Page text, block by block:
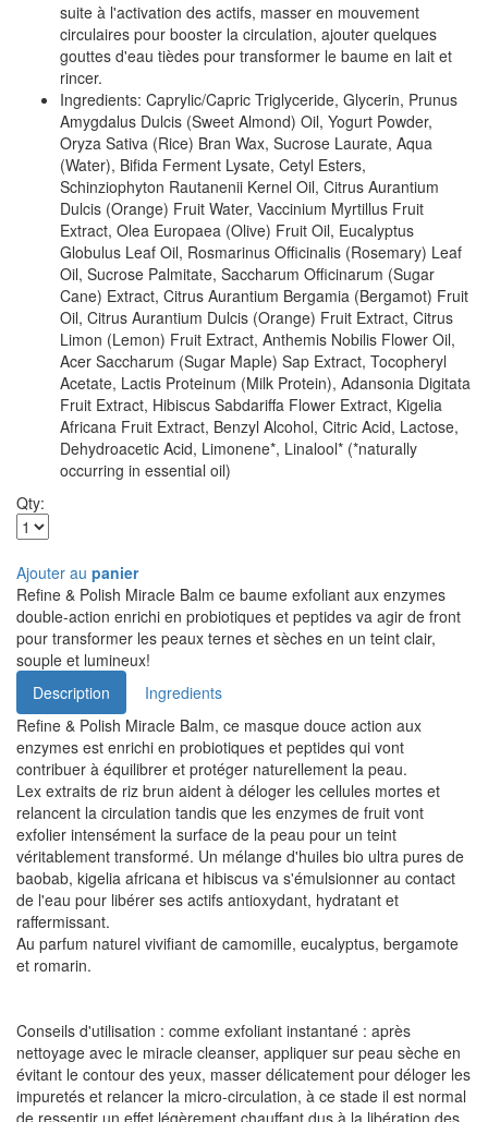
suite à l'activation des actifs, masser en mouvement
circulaires pour booster la circulation, ajouter quelques
gouttes d'eau tièdes pour transformer le baume en lait et
rincer.
Ingredients: Caprylic/Capric Triglyceride, Glycerin, Prunus
Amygdalus Dulcis (Sweet Almond) Oil, Yogurt Powder,
Oryza Sativa (Rice) Bran Wax, Sucrose Laurate, Aqua
(Water), Bifida Ferment Lysate, Cetyl Esters,
Schinziophyton Rautanenii Kernel Oil, Citrus Aurantium
Dulcis (Orange) Fruit Water, Vaccinium Myrtillus Fruit
Extract, Olea Europaea (Olive) Fruit Oil, Eucalyptus
Globulus Leaf Oil, Rosmarinus Officinalis (Rosemary) Leaf
Oil, Sucrose Palmitate, Saccharum Officinarum (Sugar
Cane) Extract, Citrus Aurantium Bergamia (Bergamot) Fruit
Oil, Citrus Aurantium Dulcis (Orange) Fruit Extract, Citrus
Limon (Lemon) Fruit Extract, Anthemis Nobilis Flower Oil,
Acer Saccharum (Sugar Maple) Sap Extract, Tocopheryl
Acetate, Lactis Proteinum (Milk Protein), Adansonia Digitata
Fruit Extract, Hibiscus Sabdariffa Flower Extract, Kigelia
Africana Fruit Extract, Benzyl Alcohol, Citric Acid, Lactose,
Dehydroacetic Acid, Limonene*, Linalool* (*naturally
occurring in essential oil)
Qty:
Ajouter au panier
Refine & Polish Miracle Balm ce baume exfoliant aux enzymes
double-action enrichi en probiotiques et peptides va agir de front
pour transformer les peaux ternes et sèches en un teint clair,
souple et lumineux!
Description
Ingredients
Refine & Polish Miracle Balm, ce masque douce action aux
enzymes est enrichi en probiotiques et peptides qui vont
contribuer à équilibrer et protéger naturellement la peau.
Lex extraits de riz brun aident à déloger les cellules mortes et
relancent la circulation tandis que les enzymes de fruit vont
exfolier intensément la surface de la peau pour un teint
véritablement transformé. Un mélange d'huiles bio ultra pures de
baobab, kigelia africana et hibiscus va s'émulsionner au contact
de l'eau pour libérer ses actifs antioxydant, hydratant et
raffermissant.
Au parfum naturel vivifiant de camomille, eucalyptus, bergamote
et romarin.
Conseils d'utilisation : comme exfoliant instantané : après
nettoyage avec le miracle cleanser, appliquer sur peau sèche en
évitant le contour des yeux, masser délicatement pour déloger les
impuretés et relancer la micro-circulation, à ce stade il est normal